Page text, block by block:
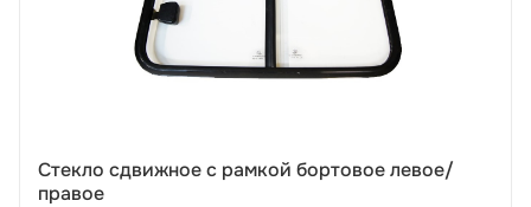
Стекло сдвижное с рамкой бортовое левое/
правое